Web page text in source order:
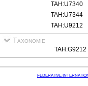
TAH:U7340
TAH:U7344
TAH:U9212
Taxonomie
TAH:G9212
FEDERATIVE